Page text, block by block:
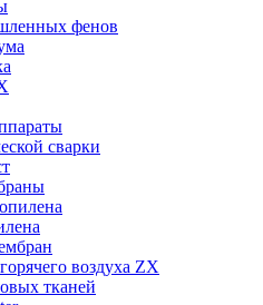
фенов
сварки
воздуха ZX
тканей